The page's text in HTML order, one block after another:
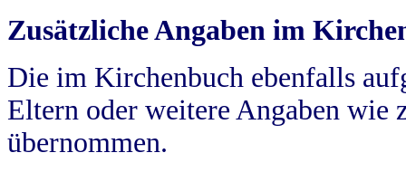
Zusätzliche Angaben im
Die im Kirchenbuch ebenfalls
Eltern oder weitere Angaben wie
übernommen.